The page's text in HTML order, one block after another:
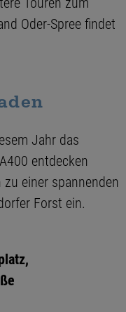
Oder-Spree findet
Jahr das
entdecken
einer spannenden
Forst ein.